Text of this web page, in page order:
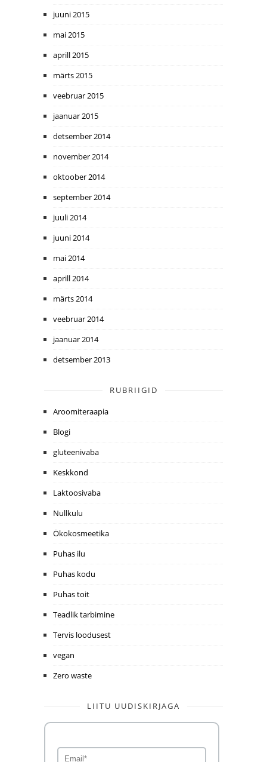
juuni 2015
mai 2015
aprill 2015
märts 2015
veebruar 2015
jaanuar 2015
detsember 2014
november 2014
oktoober 2014
september 2014
juuli 2014
juuni 2014
mai 2014
aprill 2014
märts 2014
veebruar 2014
jaanuar 2014
detsember 2013
RUBRIIGID
Aroomiteraapia
Blogi
gluteenivaba
Keskkond
Laktoosivaba
Nullkulu
Ökokosmeetika
Puhas ilu
Puhas kodu
Puhas toit
Teadlik tarbimine
Tervis loodusest
vegan
Zero waste
LIITU UUDISKIRJAGA